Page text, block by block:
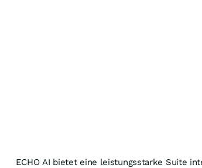
ECHO AI bietet eine leistungsstarke Suite